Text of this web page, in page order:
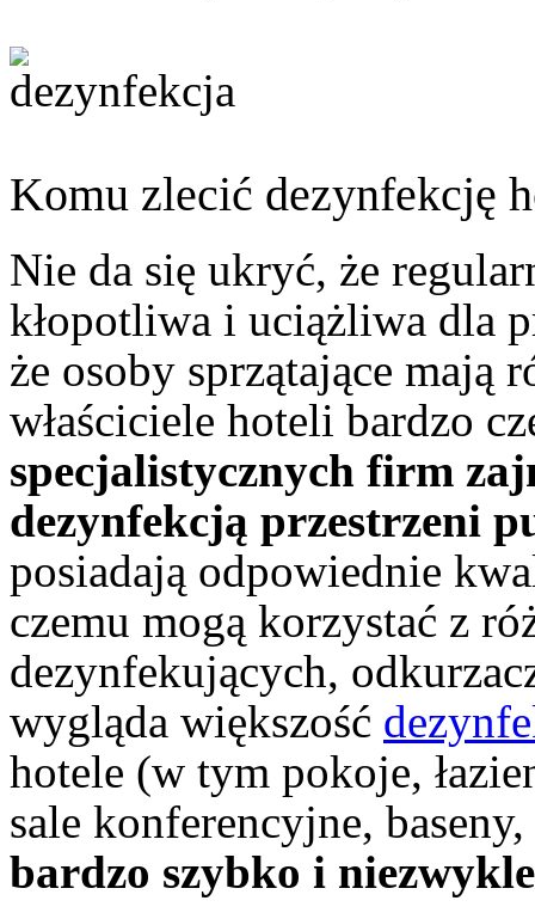
Komu zlecić dezynfekcję
Nie da się ukryć, że
kłopotliwa i uciążliwa dla
że osoby sprzątające mają
właściciele hoteli bardzo
specjalistycznych firm
dezynfekcją przestrzeni
posiadają odpowiednie
czemu mogą korzystać z
dezynfekujących,
wygląda większość
hotele (w tym pokoje,
sale konferencyjne,
bardzo szybko i